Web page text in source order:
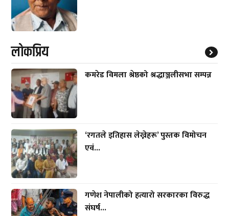
लाेकप्रिय
कमरेड विमला श्रेष्ठको श्रद्धाञ्जलीसभा सम्पन्न
‘रगतले इतिहास लेख्नेहरू’ पुस्तक विमोचन
एवं...
गणेश नेपालीको हत्यारो सरकारका विरुद्ध
संघर्ष...